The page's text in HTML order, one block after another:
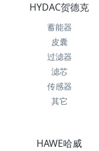
HYDAC贺德克
蓄能器
皮囊
过滤器
滤芯
传感器
其它
HAWE哈威